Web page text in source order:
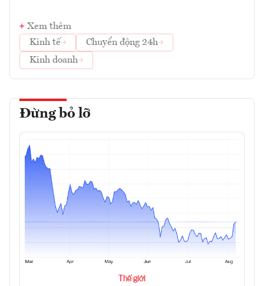
Xem thêm
Kinh tế
Chuyển động 24h
Kinh doanh
Đừng bỏ lỡ
Thế giới